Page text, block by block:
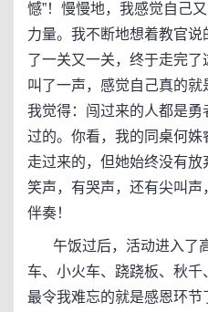
憾”！慢慢地，我感觉自己
力量。我不断地想着教官
了一关又一关，终于走完
叫了一声，感觉自己真的就
我觉得：闯过来的人都是
过的。你看，我的同桌何
走过来的，但她始终没有
笑声，有哭声，还有尖叫
伴奏！
午饭过后，活动进入了
车、小火车、跷跷板、秋
最令我难忘的就是感恩环节